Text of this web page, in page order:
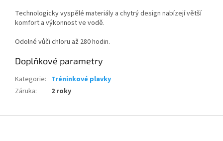
Technologicky vyspělé materiály a chytrý design nabízejí větší
komfort a výkonnost ve vodě.
Odolné vůči chloru až 280 hodin.
Doplňkové parametry
Kategorie: Tréninkové plavky
Záruka: 2 roky